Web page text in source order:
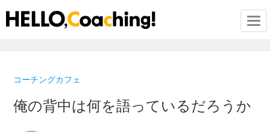
コーチングカフェ
俺の背中は何を語っているだろうか